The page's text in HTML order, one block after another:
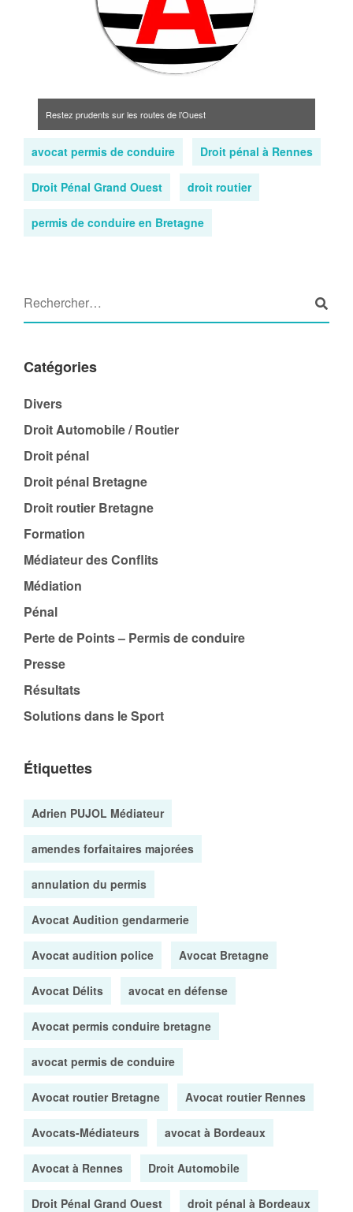
Restez prudents sur les routes de l’Ouest
avocat permis de conduire Droit pénal à Rennes
Droit Pénal Grand Ouest droit routier
permis de conduire en Bretagne
Catégories
Divers
Droit Automobile / Routier
Droit pénal
Droit pénal Bretagne
Droit routier Bretagne
Formation
Médiateur des Conflits
Médiation
Pénal
Perte de Points – Permis de conduire
Presse
Résultats
Solutions dans le Sport
Étiquettes
Adrien PUJOL Médiateur
amendes forfaitaires majorées
annulation du permis
Avocat Audition gendarmerie
Avocat audition police Avocat Bretagne
Avocat Délits avocat en défense
Avocat permis conduire bretagne
avocat permis de conduire
Avocat routier Bretagne Avocat routier Rennes
Avocats-Médiateurs avocat à Bordeaux
Avocat à Rennes Droit Automobile
Droit Pénal Grand Ouest droit pénal à Bordeaux